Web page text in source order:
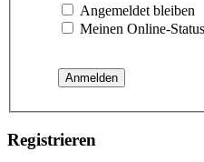
Angemeldet bleiben
Meinen Online-
Registrieren